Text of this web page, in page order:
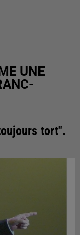
UNE
tort".